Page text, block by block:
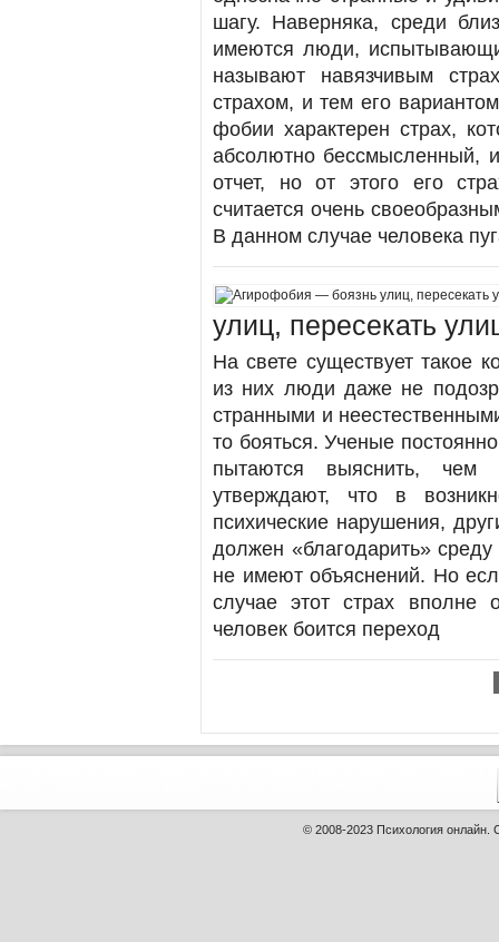
шагу. Наверняка, среди
имеются люди,
называют навязчивым
страхом, и тем его
фобии характерен страх,
абсолютно бессмысленный,
отчет, но от этого его
считается очень
В данном случае человека
улиц, пересекать
На свете существует такое
из них люди даже не
странными и
то бояться. Ученые
пытаются выяснить, чем
утверждают, что в
психические нарушения,
должен «благодарить»
не имеют объяснений. Но
случае этот страх вполне
человек боится переход
© 2008-2023 Психология онлайн